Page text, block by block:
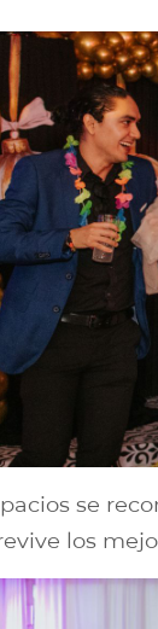
se
los